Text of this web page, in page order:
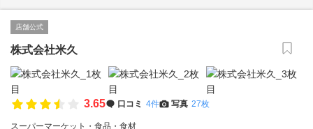
店舗公式
株式会社米久
3.65 口コミ 4件 写真 27枚
スーパーマーケット・食品・食材